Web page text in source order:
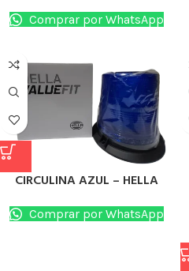
Comprar por WhatsApp
CIRCULINA AZUL – HELLA
Comprar por WhatsApp